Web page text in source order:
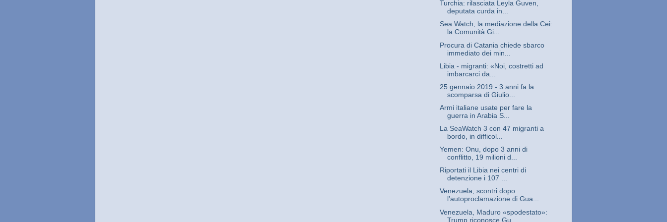
Turchia: rilasciata Leyla Guven,
deputata curda in...
Sea Watch, la mediazione della Cei:
la Comunità Gi...
Procura di Catania chiede sbarco
immediato dei min...
Libia - migranti: «Noi, costretti ad
imbarcarci da...
25 gennaio 2019 - 3 anni fa la
scomparsa di Giulio...
Armi italiane usate per fare la
guerra in Arabia S...
La SeaWatch 3 con 47 migranti a
bordo, in difficol...
Yemen: Onu, dopo 3 anni di
conflitto, 19 milioni d...
Riportati il Libia nei centri di
detenzione i 107 ...
Venezuela, scontri dopo
lʼautoproclamazione di Gua...
Venezuela, Maduro «spodestato»:
Trump riconosce Gu...